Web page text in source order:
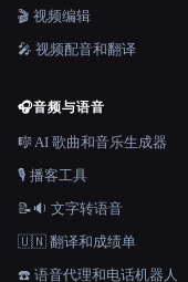
🎬 视频编辑
🎤 视频配音和翻译
🎧音频与语音
🎼 AI 歌曲和音乐生成器
🎙️ 播客工具
📝🔉 文字转语音
🇺🇳 翻译和成绩单
☎️ 语音代理和电话机器人